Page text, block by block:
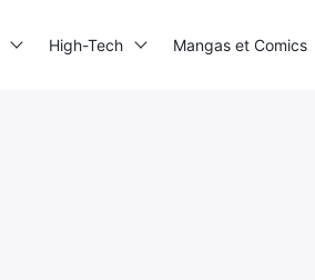
High-Tech Mangas et Comics